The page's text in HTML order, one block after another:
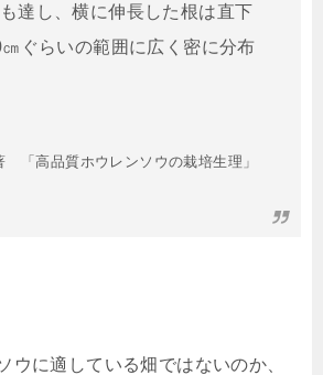
達し、横に伸長した根は直下
ぐらいの範囲に広く密に分布
高品質ホウレンソウの栽培生理」
ウに適している畑ではないのか、